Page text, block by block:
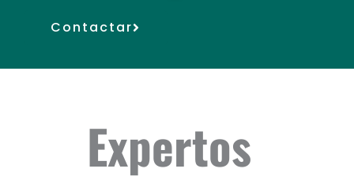
Contactar
Expertos